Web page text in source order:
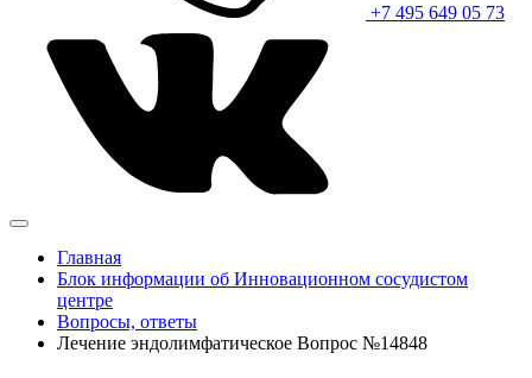
+7 495 649 05 73
Главная
Блок информации об Инновационном сосудистом
центре
Вопросы, ответы
Лечение эндолимфатическое Вопрос №14848